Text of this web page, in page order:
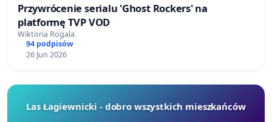
Przywrócenie serialu 'Ghost Rockers' na
platformę TVP VOD
Wiktoria Rogala
94 podpisów
26 Jun 2026
Las Łagiewnicki - dobro wszystkich mieszkańców